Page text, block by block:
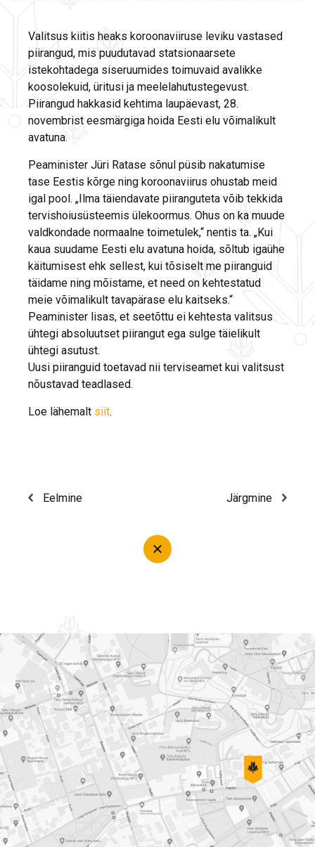
Valitsus kiitis heaks koroonaviiruse leviku vastased
piirangud, mis puudutavad statsionaarsete
istekohtadega siseruumides toimuvaid avalikke
koosolekuid, üritusi ja meelelahutustegevust.
Piirangud hakkasid kehtima laupäevast, 28.
novembrist eesmärgiga hoida Eesti elu võimalikult
avatuna.
Peaminister Jüri Ratase sõnul püsib nakatumise
tase Eestis kõrge ning koroonaviirus ohustab meid
igal pool. „Ilma täiendavate piiranguteta võib tekkida
tervishoiusüsteemis ülekoormus. Ohus on ka muude
valdkondade normaalne toimetulek,“ nentis ta. „Kui
kaua suudame Eesti elu avatuna hoida, sõltub igaühe
käitumisest ehk sellest, kui tõsiselt me piiranguid
täidame ning mõistame, et need on kehtestatud
meie võimalikult tavapärase elu kaitseks.“
Peaminister lisas, et seetõttu ei kehtesta valitsus
ühtegi absoluutset piirangut ega sulge täielikult
ühtegi asutust.
Uusi piiranguid toetavad nii terviseamet kui valitsust
nõustavad teadlased.
Loe lähemalt siit.
Eelmine Järgmine